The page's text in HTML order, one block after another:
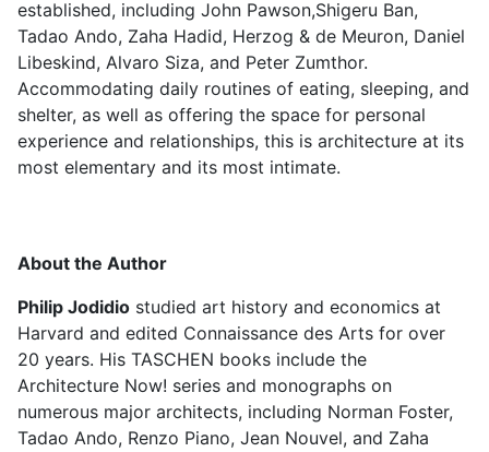
established, including John Pawson,Shigeru Ban,
Tadao Ando, Zaha Hadid, Herzog & de Meuron, Daniel
Libeskind, Alvaro Siza, and Peter Zumthor.
Accommodating daily routines of eating, sleeping, and
shelter, as well as offering the space for personal
experience and relationships, this is architecture at its
most elementary and its most intimate.
About the Author
Philip Jodidio studied art history and economics at
Harvard and edited Connaissance des Arts for over
20 years. His TASCHEN books include the
Architecture Now! series and monographs on
numerous major architects, including Norman Foster,
Tadao Ando, Renzo Piano, Jean Nouvel, and Zaha